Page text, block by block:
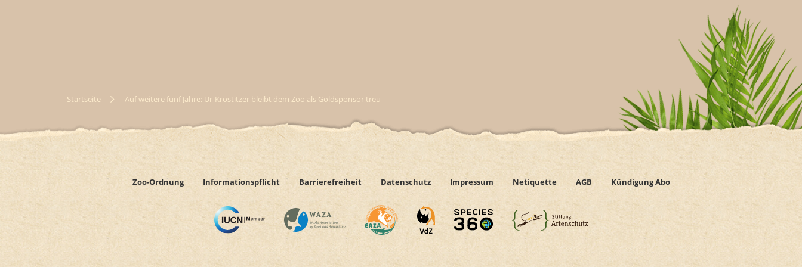
Startseite Auf weitere fünf Jahre: Ur-Krostitzer bleibt dem Zoo als Goldsponsor treu
Zoo-Ordnung Informationspflicht Barrierefreiheit Datenschutz Impressum Netiquette AGB Kündigung Abo